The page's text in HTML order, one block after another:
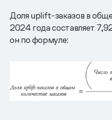
Доля uplift-заказов в
2024 года составляет
он по формуле: